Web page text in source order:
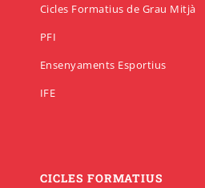
Cicles Formatius de Grau Mitjà
PFI
Ensenyaments Esportius
IFE
CICLES FORMATIUS